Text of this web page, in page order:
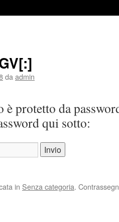
da admin
è protetto da
qui sotto:
in Senza categoria.